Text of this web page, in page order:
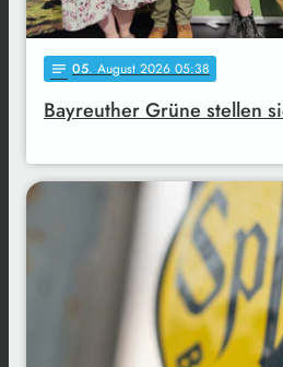
notes 05. August 2026 05:38
Bayreuther Grüne stellen